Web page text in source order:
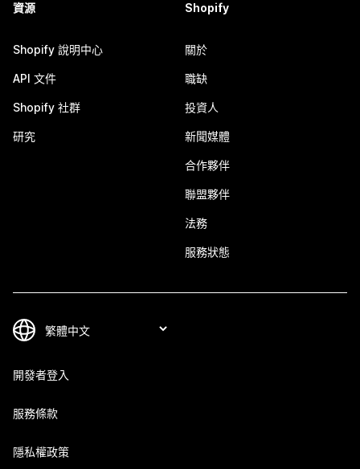
資源
Shopify 說明中心
API 文件
Shopify 社群
研究
Shopify
關於
職缺
投資人
新聞媒體
合作夥伴
聯盟夥伴
法務
服務狀態
開發者登入
服務條款
隱私權政策